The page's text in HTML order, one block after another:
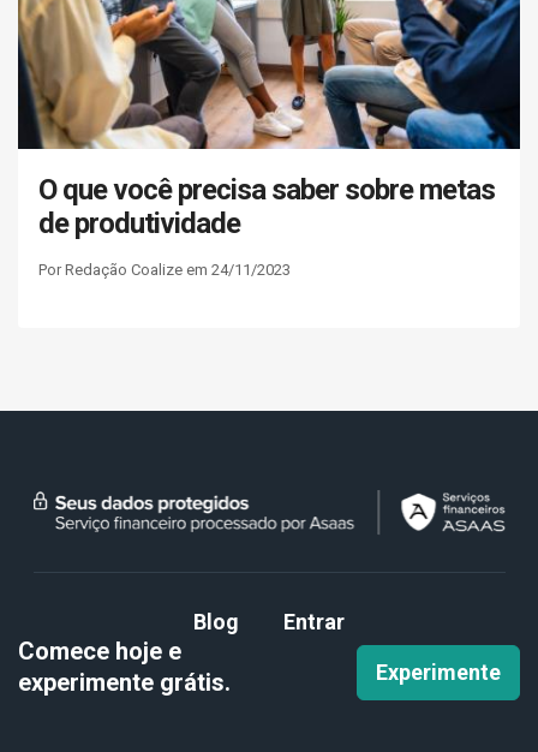
O que você precisa saber sobre metas
de produtividade
Por Redação Coalize em 24/11/2023
Blog Entrar
Comece hoje e
experimente grátis. Experimente